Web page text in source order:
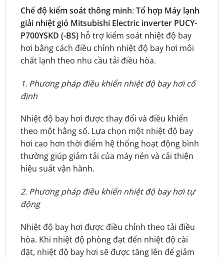
Chế độ kiểm soát thông minh: Tổ hợp Máy lạnh
giải nhiệt gió Mitsubishi Electric inverter PUCY-
P700YSKD (-BS) hỗ trợ kiểm soát nhiệt độ bay
hơi bằng cách điều chỉnh nhiệt độ bay hơi môi
chất lạnh theo nhu cầu tải điều hòa.
1. Phương pháp điều khiển nhiệt độ bay hơi cố
định
Nhiệt độ bay hơi được thay đổi và điều khiển
theo một hằng số. Lựa chọn một nhiệt độ bay
hơi cao hơn thời điểm hệ thống hoạt động bình
thường giúp giảm tải của máy nén và cải thiện
hiệu suất vận hành.
2. Phương pháp điều khiển nhiệt độ bay hơi tự
động
Nhiệt độ bay hơi được điều chỉnh theo tải điều
hòa. Khi nhiệt độ phòng đạt đến nhiệt độ cài
đặt, nhiệt độ bay hơi sẽ được tăng lên để giảm